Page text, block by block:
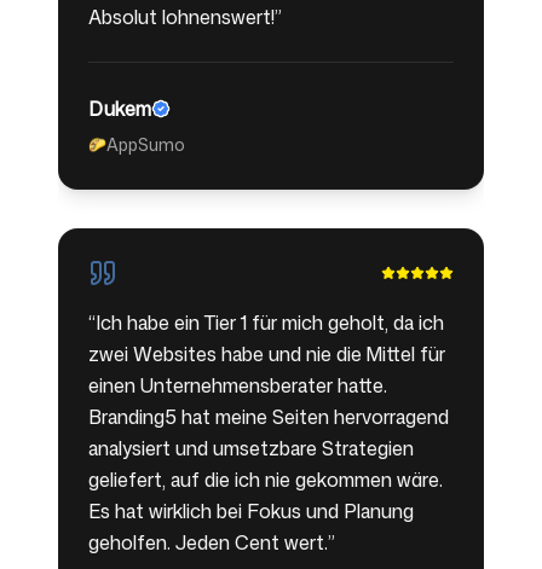
Absolut lohnenswert!”
Dukem
🌮AppSumo
“Ich habe ein Tier 1 für mich geholt, da ich
zwei Websites habe und nie die Mittel für
einen Unternehmensberater hatte.
Branding5 hat meine Seiten hervorragend
analysiert und umsetzbare Strategien
geliefert, auf die ich nie gekommen wäre.
Es hat wirklich bei Fokus und Planung
geholfen. Jeden Cent wert.”